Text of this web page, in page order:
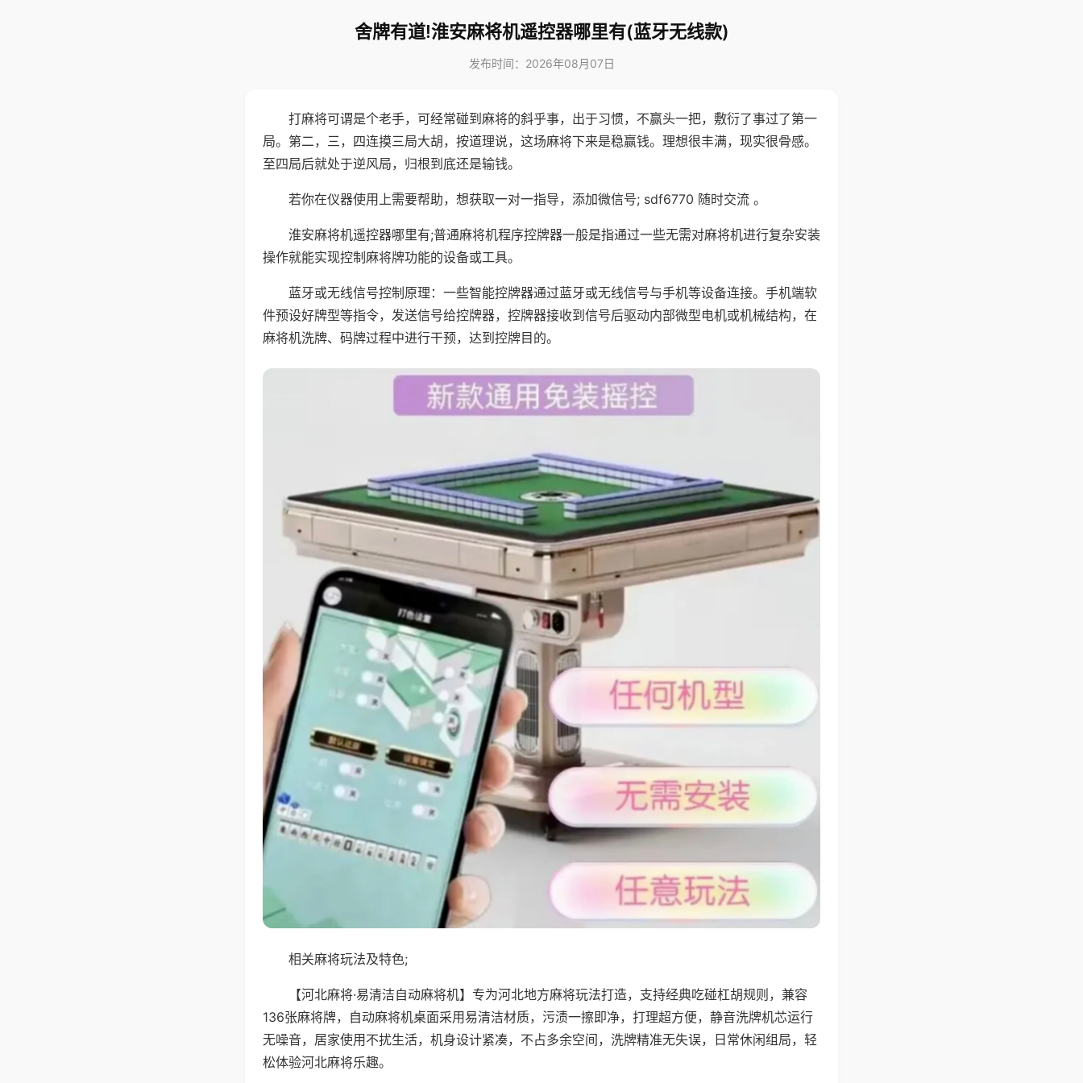
舍牌有道!淮安麻将机遥控器哪里有(蓝牙无线款)
发布时间：2026年08月07日
打麻将可谓是个老手，可经常碰到麻将的斜乎事，出于习惯，不赢头一把，敷衍了事过了第一
局。第二，三，四连摸三局大胡，按道理说，这场麻将下来是稳赢钱。理想很丰满，现实很骨感。
至四局后就处于逆风局，归根到底还是输钱。
若你在仪器使用上需要帮助，想获取一对一指导，添加微信号; sdf6770 随时交流 。
淮安麻将机遥控器哪里有;普通麻将机程序控牌器一般是指通过一些无需对麻将机进行复杂安装
操作就能实现控制麻将牌功能的设备或工具。
蓝牙或无线信号控制原理：一些智能控牌器通过蓝牙或无线信号与手机等设备连接。手机端软
件预设好牌型等指令，发送信号给控牌器，控牌器接收到信号后驱动内部微型电机或机械结构，在
麻将机洗牌、码牌过程中进行干预，达到控牌目的。
相关麻将玩法及特色;
【河北麻将·易清洁自动麻将机】专为河北地方麻将玩法打造，支持经典吃碰杠胡规则，兼容
136张麻将牌，自动麻将机桌面采用易清洁材质，污渍一擦即净，打理超方便，静音洗牌机芯运行
无噪音，居家使用不扰生活，机身设计紧凑，不占多余空间，洗牌精准无失误，日常休闲组局，轻
松体验河北麻将乐趣。